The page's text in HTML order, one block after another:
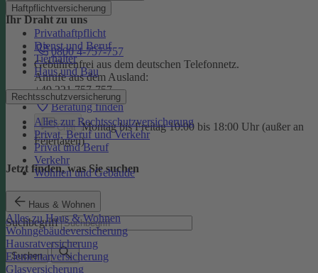
Haftpflichtversicherung
Privathaftpflicht
Dienst und Beruf
Tierhalter
Haus und Bau
Rechtsschutzversicherung
Alles zur Rechtsschutzversicherung
Privat, Beruf und Verkehr
Privat und Beruf
Verkehr
Wohnen und Gebäude
Haus & Wohnen
Alles zu Haus & Wohnen
Wohngebäudeversicherung
Hausratversicherung
Elementarversicherung
Glasversicherung
Ihr Draht zu uns
0800 4-757-757
Gebührenfrei aus dem deutschen Telefonnetz.
Anrufe aus dem Ausland:
+49 221 757-757
Beratung finden
Chat Montag bis Freitag 10:00 bis 18:00 Uhr (außer an
Feiertagen)
Jetzt finden, was Sie suchen
Suchbegriff
Suchen